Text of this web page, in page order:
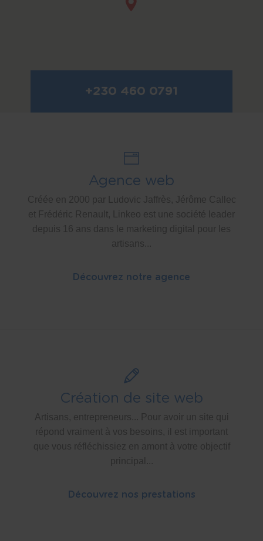
+230 460 0791
Agence web
Créée en 2000 par Ludovic Jaffrès, Jérôme Callec
et Frédéric Renault, Linkeo est une société leader
depuis 16 ans dans le marketing digital pour les
artisans...
Découvrez notre agence
Création de site web
Artisans, entrepreneurs... Pour avoir un site qui
répond vraiment à vos besoins, il est important
que vous réfléchissiez en amont à votre objectif
principal...
Découvrez nos prestations